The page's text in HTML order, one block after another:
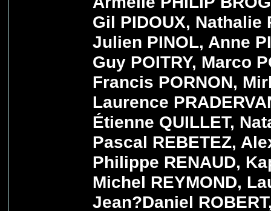
Gil PIDOUX, Nathalie
Julien PINOL, Anne
Guy POITRY, Marco
Francis PORNON,
Laurence
Étienne QUILLET,
Pascal REBETEZ,
Philippe RENAUD,
Michel REYMOND,
Jean?Daniel